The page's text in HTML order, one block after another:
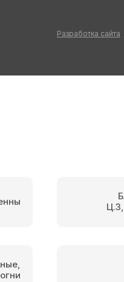
Разработка сайта